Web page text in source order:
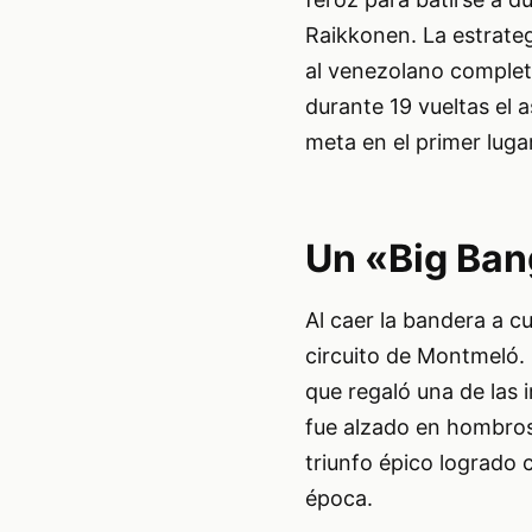
Raikkonen. La
al venezolano
durante 19 vueltas el
meta en el primer
Un «Big
Al caer la bandera a
circuito de Montmeló.
que regaló una de las
fue alzado en
triunfo épico logrado
época.